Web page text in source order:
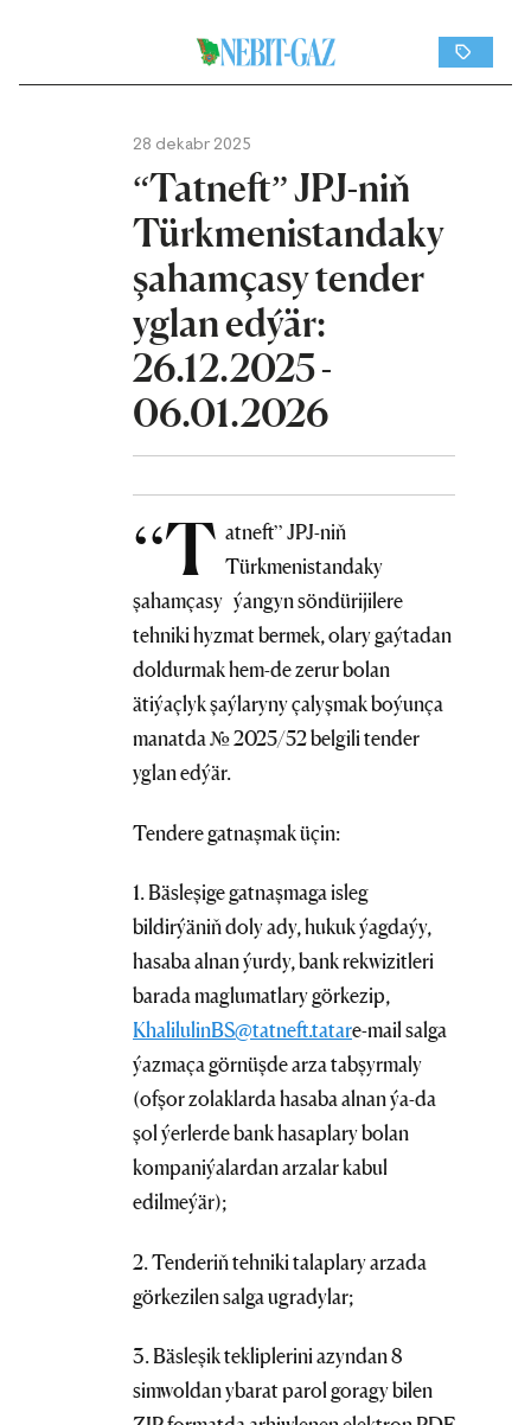
28 dekabr 2025
“Tatneft” JPJ-niň
Türkmenistandaky
şahamçasy tender
yglan edýär:
26.12.2025 -
06.01.2026
“T atneft” JPJ-niň
Türkmenistandaky
şahamçasy ýangyn söndürijilere
tehniki hyzmat bermek, olary gaýtadan
doldurmak hem-de zerur bolan
ätiýaçlyk şaýlaryny çalyşmak boýunça
manatda № 2025/52 belgili tender
yglan edýär.
Tendere gatnaşmak üçin:
1. Bäsleşige gatnaşmaga isleg
bildirýäniň doly ady, hukuk ýagdaýy,
hasaba alnan ýurdy, bank rekwizitleri
barada maglumatlary görkezip,
KhalilulinBS@tatneft.tatare-mail salga
ýazmaça görnüşde arza tabşyrmaly
(ofşor zolaklarda hasaba alnan ýa-da
şol ýerlerde bank hasaplary bolan
kompaniýalardan arzalar kabul
edilmeýär);
2. Tenderiň tehniki talaplary arzada
görkezilen salga ugradylar;
3. Bäsleşik tekliplerini azyndan 8
simwoldan ybarat parol goragy bilen